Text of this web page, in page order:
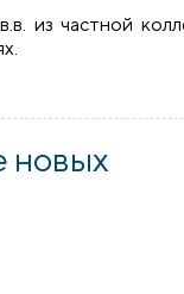
из частной
новых